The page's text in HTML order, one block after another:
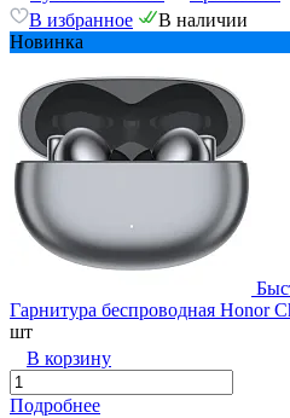
В избранное
В наличии
Новинка
Гарнитура беспроводная Honor
шт
В корзину
Подробнее